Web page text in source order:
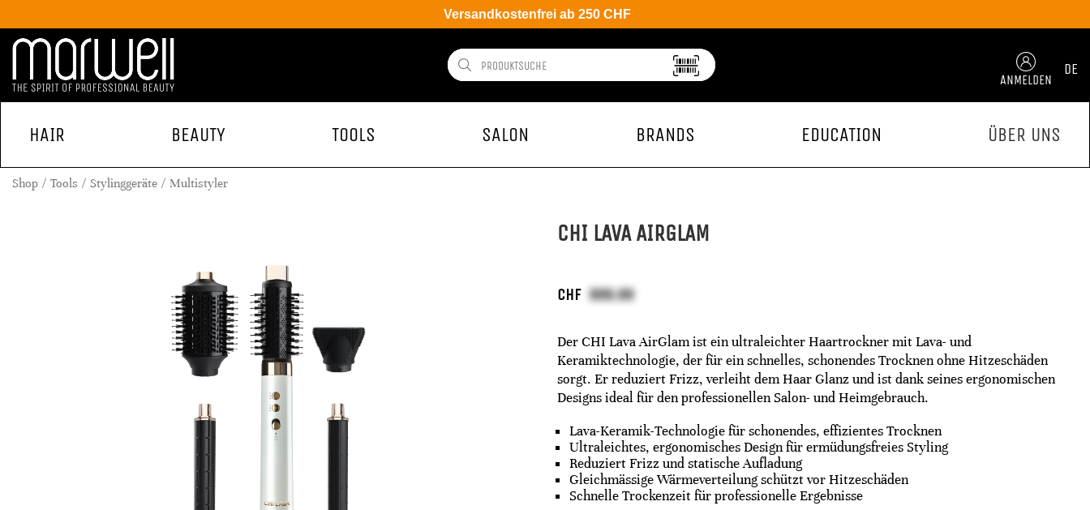
Versandkostenfrei ab 250 CHF
ANMELDEN
DE
HAIR BEAUTY TOOLS SALON BRANDS EDUCATION ÜBER UNS
Shop Tools Stylinggeräte Multistyler
CHI LAVA AIRGLAM
CHF
Der CHI Lava AirGlam ist ein ultraleichter Haartrockner mit Lava- und
Keramiktechnologie, der für ein schnelles, schonendes Trocknen ohne Hitzeschäden
sorgt. Er reduziert Frizz, verleiht dem Haar Glanz und ist dank seines ergonomischen
Designs ideal für den professionellen Salon- und Heimgebrauch.
Lava-Keramik-Technologie für schonendes, effizientes Trocknen
Ultraleichtes, ergonomisches Design für ermüdungsfreies Styling
Reduziert Frizz und statische Aufladung
Gleichmässige Wärmeverteilung schützt vor Hitzeschäden
Schnelle Trockenzeit für professionelle Ergebnisse